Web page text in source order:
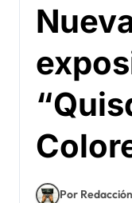
Por Redacción